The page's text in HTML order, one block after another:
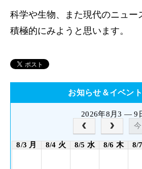
科学や生物、また現代のニュー
積極的にみようと思います。
お知らせ＆イベン
2026年8月3 — 9
8/3 月 8/4 火 8/5 水 8/6 木 8/